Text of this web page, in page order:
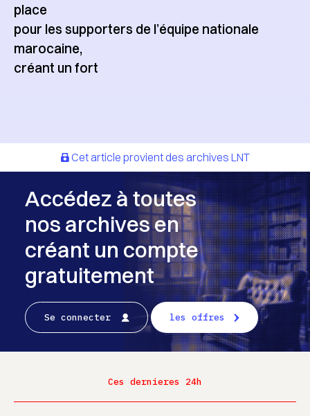
place
pour les supporters de l’équipe nationale
marocaine,
créant un fort
Cet article provient des archives LNT
Accédez à toutes
nos archives en
créant un compte
gratuitement
Se connecter les offres
Ces dernieres 24h